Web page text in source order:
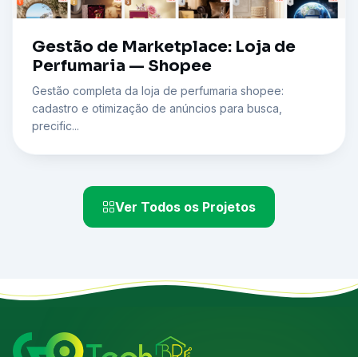
Gestão de Marketplace: Loja de
Perfumaria — Shopee
Gestão completa da loja de perfumaria shopee:
cadastro e otimização de anúncios para busca,
precific...
Ver Todos os Projetos